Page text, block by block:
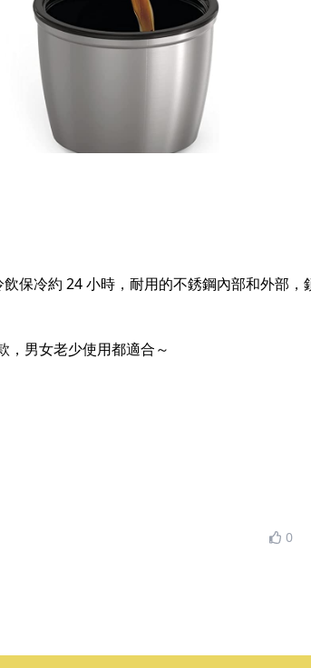
保冷約 24 小時，耐用的不銹鋼內部和外部，
，男女老少使用都適合～
0